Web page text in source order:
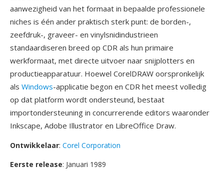
aanwezigheid van het formaat in bepaalde professionele
niches is één ander praktisch sterk punt: de borden-,
zeefdruk-, graveer- en vinylsnidindustrieen
standaardiseren breed op CDR als hun primaire
werkformaat, met directe uitvoer naar snijplotters en
productieapparatuur. Hoewel CorelDRAW oorspronkelijk
als Windows-applicatie begon en CDR het meest volledig
op dat platform wordt ondersteund, bestaat
importondersteuning in concurrerende editors waaronder
Inkscape, Adobe Illustrator en LibreOffice Draw.
Ontwikkelaar: Corel Corporation
Eerste release: Januari 1989